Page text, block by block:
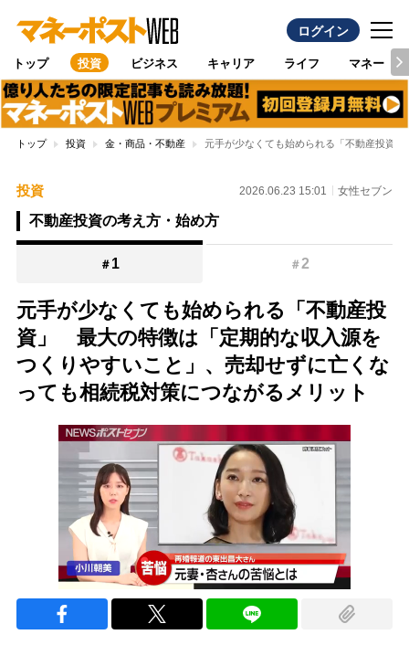
ログイン
トップ 投資 ビジネス キャリア ライフ マネー
トップ 投資 金・商品・不動産 元手が少なくても始められる「不動産投資
投資 2026.06.23 15:01 女性セブン
不動産投資の考え方・始め方
＃ 1 ＃2
元手が少なくても始められる「不動産投
資」 最大の特徴は「定期的な収入源を
つくりやすいこと」、売却せずに亡くな
っても相続税対策につながるメリット